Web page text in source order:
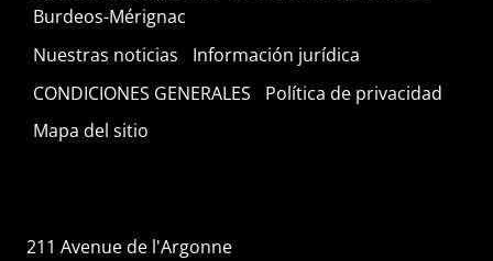
Burdeos-Mérignac
Nuestras noticias
Información jurídica
CONDICIONES GENERALES
Política de privacidad
Mapa del sitio
211 Avenue de l'Argonne